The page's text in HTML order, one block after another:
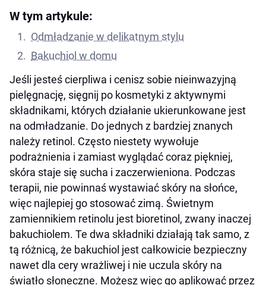
W tym artykule:
Odmładzanie w delikatnym stylu
Bakuchiol w domu
Jeśli jesteś cierpliwa i cenisz sobie nieinwazyjną
pielęgnację, sięgnij po kosmetyki z aktywnymi
składnikami, których działanie ukierunkowane jest
na odmładzanie. Do jednych z bardziej znanych
należy retinol. Często niestety wywołuje
podrażnienia i zamiast wyglądać coraz piękniej,
skóra staje się sucha i zaczerwieniona. Podczas
terapii, nie powinnaś wystawiać skóry na słońce,
więc najlepiej go stosować zimą. Świetnym
zamiennikiem retinolu jest bioretinol, zwany inaczej
bakuchiolem. Te dwa składniki działają tak samo, z
tą różnicą, że bakuchiol jest całkowicie bezpieczny
nawet dla cery wrażliwej i nie uczula skóry na
światło słoneczne. Możesz więc go aplikować przez